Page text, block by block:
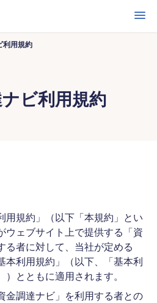
開く
利用規約
ビ利用規約
用規約」（以下「本規約」とい
ウェブサイト上で提供する「資
る者に対して、当社が定める
本利用規約」（以下、「基本利
とともに適用されます。
金調達ナビ」を利用する者との